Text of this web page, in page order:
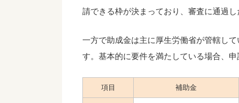
請できる枠が決まっており、審査に通過
一方で助成金は主に厚生労働省が管轄して
す。基本的に要件を満たしている場合、
項目 補助金